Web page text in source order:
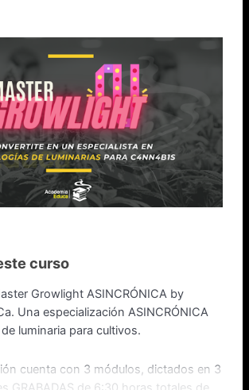
curso
Growlight ASINCRÓNICA by
Una especialización ASINCRÓNICA
luminaria para cultivos.
cuenta con 3 módulos, dictados en 3